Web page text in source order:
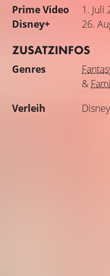
Prime Video
1. Juli
Disney+
26.
ZUSATZINFOS
Genres
&
Verleih
Disney